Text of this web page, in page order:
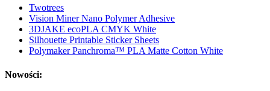
Twotrees
Vision Miner Nano Polymer Adhesive
3DJAKE ecoPLA CMYK White
Silhouette Printable Sticker Sheets
Polymaker Panchroma™ PLA Matte Cotton White
Nowości: